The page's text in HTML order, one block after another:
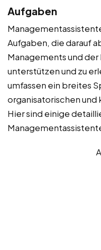
Aufgaben
Aufgaben, die darauf
Managements und der
unterstützen und zu
umfassen ein breites
organisatorischen
Hier sind einige